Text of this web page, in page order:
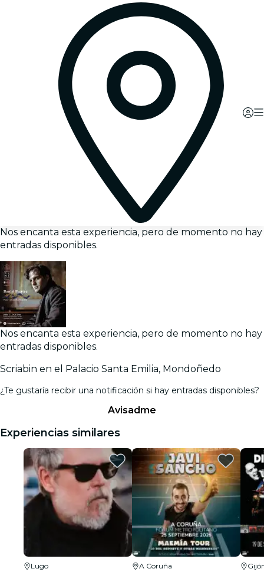
Nos encanta esta experiencia, pero de momento no hay
entradas disponibles.
Nos encanta esta experiencia, pero de momento no hay
entradas disponibles.
Scriabin en el Palacio Santa Emilia, Mondoñedo
¿Te gustaría recibir una notificación si hay entradas disponibles?
Avisadme
Experiencias similares
Lugo
A Coruña